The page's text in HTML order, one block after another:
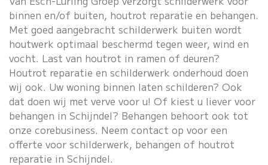
binnen en/of buiten, houtrot reparatie en behangen.
Met goed aangebracht schilderwerk buiten wordt
houtwerk optimaal beschermd tegen weer, wind en
vocht. Last van houtrot in ramen of deuren?
Houtrot reparatie en schilderwerk onderhoud doen
wij ook. Uw woning binnen laten schilderen? Ook
dat doen wij met verve voor u! Of kiest u liever voor
behangen in Schijndel? Behangen behoort ook tot
onze corebusiness. Neem contact op voor een
offerte voor schilderwerk, behangen of houtrot
reparatie in Schijndel.